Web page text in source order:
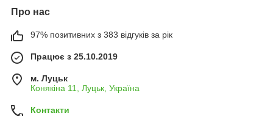
Про нас
97% позитивних з 383 відгуків за рік
Працює з 25.10.2019
м. Луцьк
Конякіна 11, Луцьк, Україна
Контакти